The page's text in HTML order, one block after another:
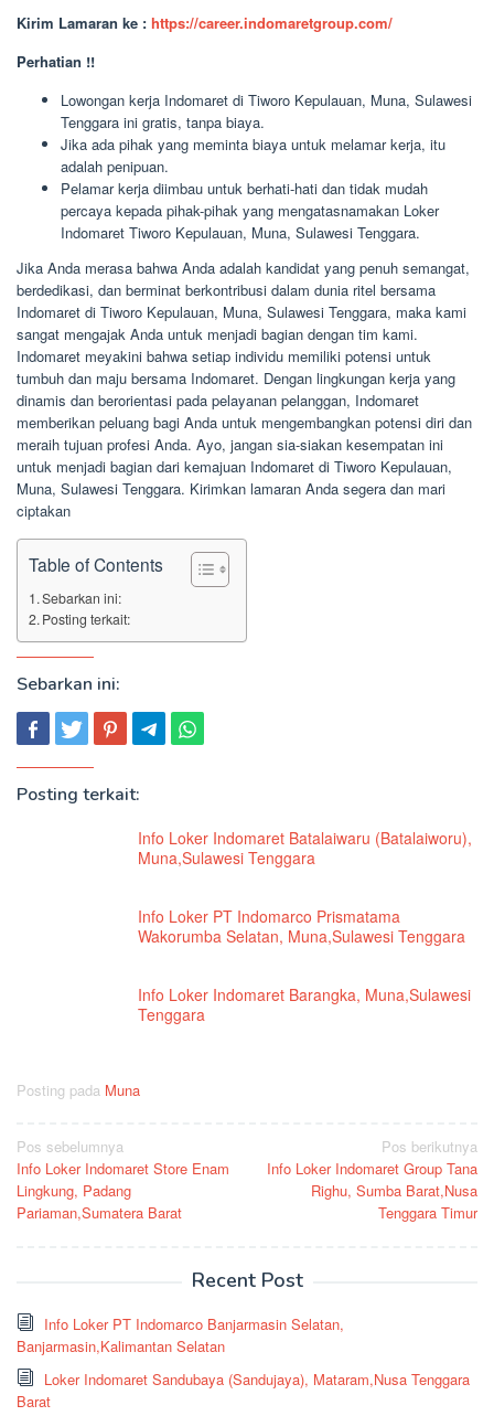
Kirim Lamaran ke : https://career.indomaretgroup.com/
Perhatian !!
Lowongan kerja Indomaret di Tiworo Kepulauan, Muna, Sulawesi
Tenggara ini gratis, tanpa biaya.
Jika ada pihak yang meminta biaya untuk melamar kerja, itu
adalah penipuan.
Pelamar kerja diimbau untuk berhati-hati dan tidak mudah
percaya kepada pihak-pihak yang mengatasnamakan Loker
Indomaret Tiworo Kepulauan, Muna, Sulawesi Tenggara.
Jika Anda merasa bahwa Anda adalah kandidat yang penuh semangat,
berdedikasi, dan berminat berkontribusi dalam dunia ritel bersama
Indomaret di Tiworo Kepulauan, Muna, Sulawesi Tenggara, maka kami
sangat mengajak Anda untuk menjadi bagian dengan tim kami.
Indomaret meyakini bahwa setiap individu memiliki potensi untuk
tumbuh dan maju bersama Indomaret. Dengan lingkungan kerja yang
dinamis dan berorientasi pada pelayanan pelanggan, Indomaret
memberikan peluang bagi Anda untuk mengembangkan potensi diri dan
meraih tujuan profesi Anda. Ayo, jangan sia-siakan kesempatan ini
untuk menjadi bagian dari kemajuan Indomaret di Tiworo Kepulauan,
Muna, Sulawesi Tenggara. Kirimkan lamaran Anda segera dan mari
ciptakan
Table of Contents
Sebarkan ini:
Posting terkait:
Sebarkan ini:
Posting terkait:
Info Loker Indomaret Batalaiwaru (Batalaiworu),
Muna,Sulawesi Tenggara
Info Loker PT Indomarco Prismatama
Wakorumba Selatan, Muna,Sulawesi Tenggara
Info Loker Indomaret Barangka, Muna,Sulawesi
Tenggara
Posting pada Muna
Navigasi
pos
Pos sebelumnya
Info Loker Indomaret Store Enam
Lingkung, Padang
Pariaman,Sumatera Barat
Pos berikutnya
Info Loker Indomaret Group Tana
Righu, Sumba Barat,Nusa
Tenggara Timur
Recent Post
Info Loker PT Indomarco Banjarmasin Selatan,
Banjarmasin,Kalimantan Selatan
Loker Indomaret Sandubaya (Sandujaya), Mataram,Nusa Tenggara
Barat